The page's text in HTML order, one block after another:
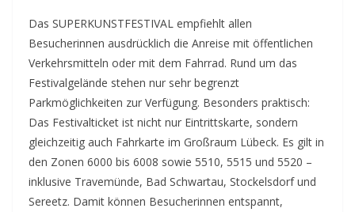
Das SUPERKUNSTFESTIVAL empfiehlt allen
Besucherinnen ausdrücklich die Anreise mit öffentlichen
Verkehrsmitteln oder mit dem Fahrrad. Rund um das
Festivalgelände stehen nur sehr begrenzt
Parkmöglichkeiten zur Verfügung. Besonders praktisch:
Das Festivalticket ist nicht nur Eintrittskarte, sondern
gleichzeitig auch Fahrkarte im Großraum Lübeck. Es gilt in
den Zonen 6000 bis 6008 sowie 5510, 5515 und 5520 –
inklusive Travemünde, Bad Schwartau, Stockelsdorf und
Sereetz. Damit können Besucherinnen entspannt,